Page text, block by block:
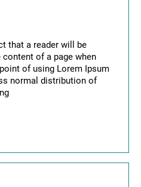
that a reader will be
of a page when
of using Lorem Ipsum
normal distribution of